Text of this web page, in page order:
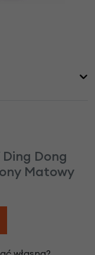
Dong
Matowy